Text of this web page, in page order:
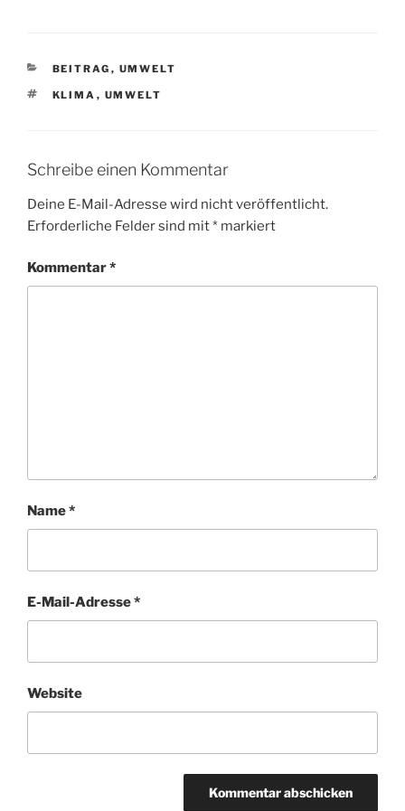
KATEGORIEN
BEITRAG , UMWELT
SCHLAGWÖRTER
KLIMA , UMWELT
Schreibe einen Kommentar
Deine E-Mail-Adresse wird nicht veröffentlicht.
Erforderliche Felder sind mit* markiert
Kommentar*
Name*
E-Mail-Adresse*
Website